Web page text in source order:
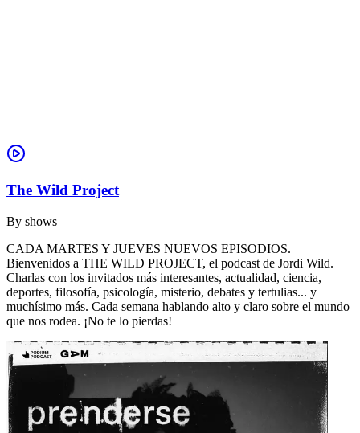
The Wild Project
By shows
CADA MARTES Y JUEVES NUEVOS EPISODIOS.
Bienvenidos a THE WILD PROJECT, el podcast de Jordi Wild.
Charlas con los invitados más interesantes, actualidad, ciencia,
deportes, filosofía, psicología, misterio, debates y tertulias... y
muchísimo más. Cada semana hablando alto y claro sobre el mundo
que nos rodea. ¡No te lo pierdas!